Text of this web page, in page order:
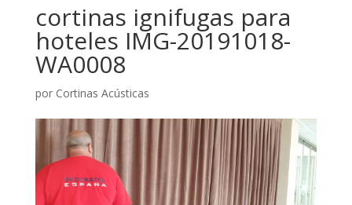
cortinas ignifugas para
hoteles IMG-20191018-
WA0008
por Cortinas Acústicas